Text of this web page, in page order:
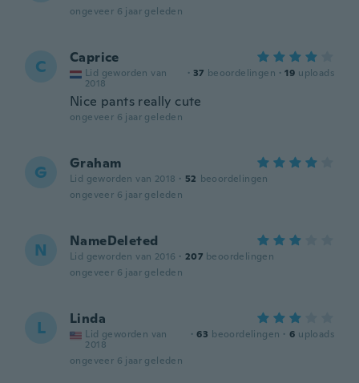
ongeveer 6 jaar geleden
C Caprice
Lid geworden van
2018
· 37 beoordelingen · 19 uploads
Nice pants really cute
ongeveer 6 jaar geleden
G Graham
Lid geworden van 2018 · 52 beoordelingen
ongeveer 6 jaar geleden
N NameDeleted
Lid geworden van 2016 · 207 beoordelingen
ongeveer 6 jaar geleden
L Linda
Lid geworden van
2018
· 63 beoordelingen · 6 uploads
ongeveer 6 jaar geleden